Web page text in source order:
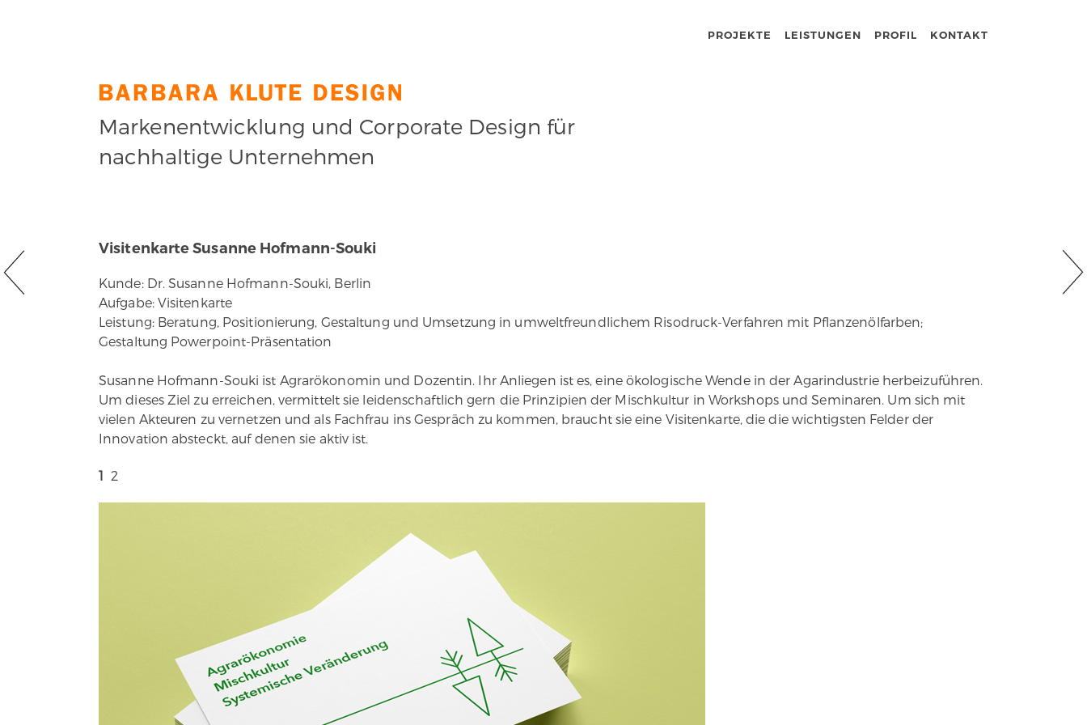
PROJEKTE LEISTUNGEN PROFIL KONTAKT
Markenentwicklung und Corporate Design für
nachhaltige Unternehmen
Visitenkarte Susanne Hofmann-Souki
Kunde: Dr. Susanne Hofmann-Souki, Berlin
Aufgabe: Visitenkarte
Leistung: Beratung, Positionierung, Gestaltung und Umsetzung in umweltfreundlichem Risodruck-Verfahren mit Pflanzenölfarben;
Gestaltung Powerpoint-Präsentation
Susanne Hofmann-Souki ist Agrarökonomin und Dozentin. Ihr Anliegen ist es, eine ökologische Wende in der Agarindustrie herbeizuführen.
Um dieses Ziel zu erreichen, vermittelt sie leidenschaftlich gern die Prinzipien der Mischkultur in Workshops und Seminaren. Um sich mit
vielen Akteuren zu vernetzen und als Fachfrau ins Gespräch zu kommen, braucht sie eine Visitenkarte, die die wichtigsten Felder der
Innovation absteckt, auf denen sie aktiv ist.
1 2